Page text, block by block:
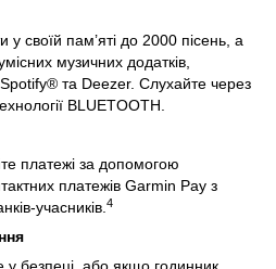
у своїй пам’яті до 2000 пісень, а
музичних додатків,
та Deezer. Слухайте через
BLUETOOTH.
платежі за допомогою
платежів Garmin Pay з
учасників. 4